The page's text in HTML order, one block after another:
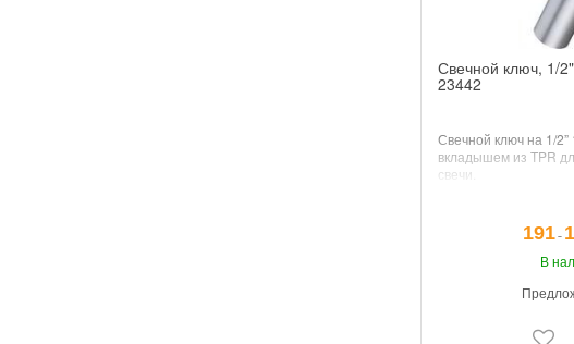
Свечной ключ, 1/
23442
Свечной ключ на 1/
вкладышем из TPR
свечи.
191¯
В